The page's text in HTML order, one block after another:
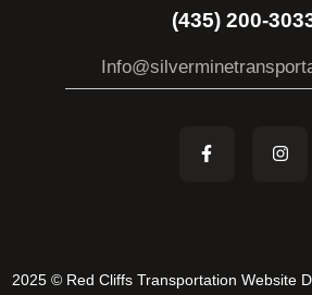
(435) 200-
2025 © Red Cliffs Transportation Website